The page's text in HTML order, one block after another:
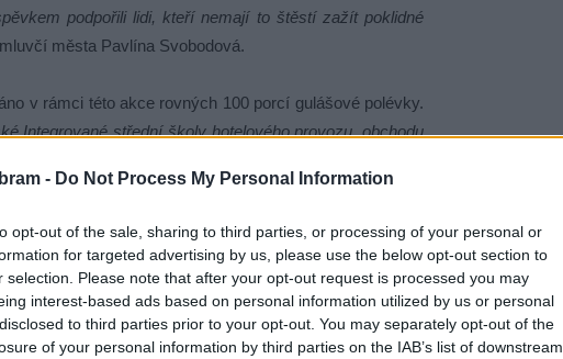
- Do Not Process My Personal Information
opt-out of the sale, sharing to third parties, or processing of your personal or
for targeted advertising by us, please use the below opt-out section to
selection. Please note that after your opt-out request is processed you may
interest-based ads based on personal information utilized by us or personal
to third parties prior to your opt-out. You may separately opt-out of the
of your personal information by third parties on the IAB’s list of downstream
podpořili lidi, kteří nemají to štěstí zažít poklidné
města Pavlína Svobodová.
v rámci této akce rovných 100 porcí gulášové polévky.
Integrované střední školy hotelového provozu, obchodu
Jindřicha Vařeky, místostarosty Václava Švendy
příbramská mluvčí s tím, že organizátoři velice děkují
nejen pochutnat na dobré polévce, ale i si popovídat